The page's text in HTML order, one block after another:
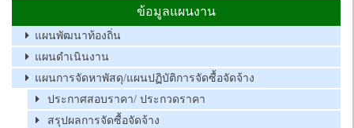
ข้อมูลแผนงาน
แผนพัฒนาท้องถิ่น
แผนดำเนินงาน
แผนการจัดหาพัสดุ/แผนปฏิบัติการจัดซื้อจัดจ้าง
ประกาศสอบราคา/ ประกวดราคา
สรุปผลการจัดซื้อจัดจ้าง